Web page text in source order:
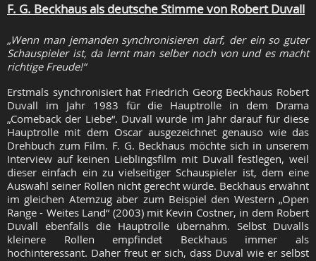
F. G. Beckhaus als deutsche Stimme von Robert Duvall
„Wenn man jemanden synchronisieren darf, der ein so guter
Schauspieler ist, da lernt man selber noch von und es macht
richtige Freude!“
Erstmals synchronisiert hat Friedrich Georg Beckhaus Robert
Duvall im Jahr 1983 für die Hauptrolle in dem Drama
„Comeback der Liebe“. Duvall wurde im Jahr darauf für diese
Hauptrolle mit dem Oscar ausgezeichnet genauso wie das
Drehbuch zum Film. F. G. Beckhaus möchte sich in unserem
Interview auf keinen Lieblingsfilm mit Duvall festlegen, weil
dieser einfach ein zu vielseitiger Schauspieler ist, dem eine
Auswahl seiner Rollen nicht gerecht würde. Beckhaus erwähnt
im gleichen Atemzug aber zum Beispiel den Western „Open
Range - Weites Land“ (2003) mit Kevin Costner, in dem Robert
Duvall ebenfalls die Hauptrolle übernahm. Selbst Duvalls
kleinere Rollen empfindet Beckhaus immer als
hochinteressant. Daher freut er sich, dass Duval wie er selbst